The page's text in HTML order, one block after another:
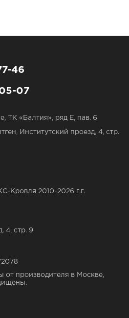
46
07
ТК «Балтия», ряд Е, пав. 6
Институтский проезд, 4, стр.
Кровля 2010-2026 г.г.
4, стр. 9
от производителя в Москве,